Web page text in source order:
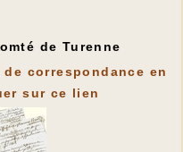
de Turenne
correspondance en
sur ce lien